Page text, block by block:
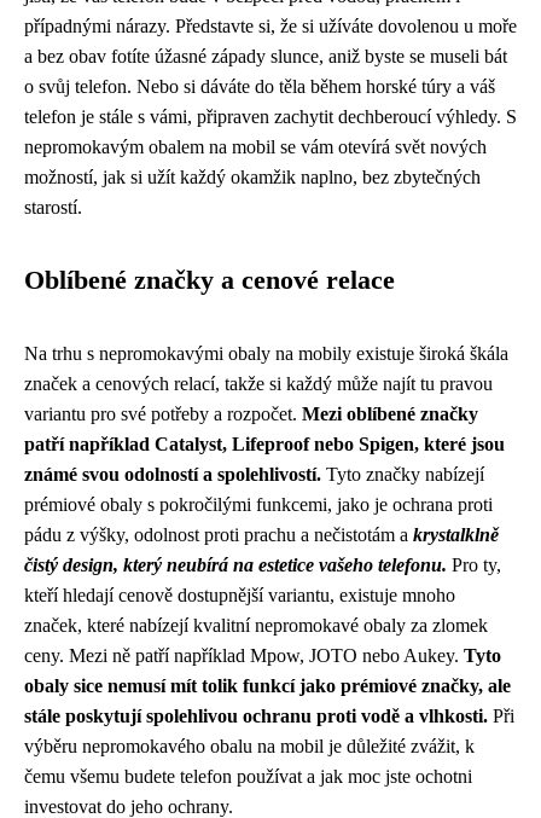
případnými nárazy. Představte si, že si užíváte dovolenou u moře
a bez obav fotíte úžasné západy slunce, aniž byste se museli bát
o svůj telefon. Nebo si dáváte do těla během horské túry a váš
telefon je stále s vámi, připraven zachytit dechberoucí výhledy. S
nepromokavým obalem na mobil se vám otevírá svět nových
možností, jak si užít každý okamžik naplno, bez zbytečných
starostí.
Oblíbené značky a cenové relace
Na trhu s nepromokavými obaly na mobily existuje široká škála
značek a cenových relací, takže si každý může najít tu pravou
variantu pro své potřeby a rozpočet. Mezi oblíbené značky
patří například Catalyst, Lifeproof nebo Spigen, které jsou
známé svou odolností a spolehlivostí. Tyto značky nabízejí
prémiové obaly s pokročilými funkcemi, jako je ochrana proti
pádu z výšky, odolnost proti prachu a nečistotám a krystalklně
čistý design, který neubírá na estetice vašeho telefonu. Pro ty,
kteří hledají cenově dostupnější variantu, existuje mnoho
značek, které nabízejí kvalitní nepromokavé obaly za zlomek
ceny. Mezi ně patří například Mpow, JOTO nebo Aukey. Tyto
obaly sice nemusí mít tolik funkcí jako prémiové značky, ale
stále poskytují spolehlivou ochranu proti vodě a vlhkosti. Při
výběru nepromokavého obalu na mobil je důležité zvážit, k
čemu všemu budete telefon používat a jak moc jste ochotni
investovat do jeho ochrany.